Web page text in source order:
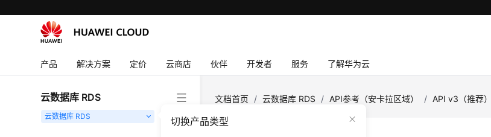
产品 解决方案 定价 云商店 伙伴 开发者 服务 了解华为云
云数据库 RDS
切换产品类型
文档首页 / 云数据库 RDS / API参考（安卡拉区域） / API v3（推荐）